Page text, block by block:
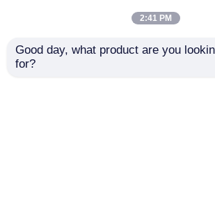
2:41 PM
Good day, what product are you
for?